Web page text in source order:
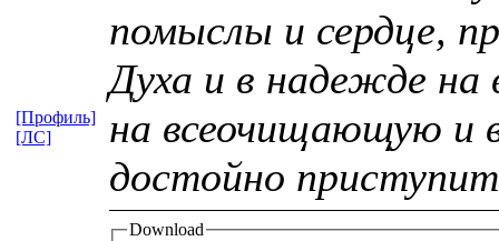
помыслы и сердце,
Духа и в надежде
на всеочищающую и
достойно
Download
[Профиль]
[ЛС]